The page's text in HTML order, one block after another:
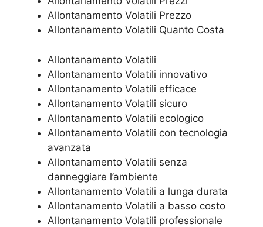
Allontanamento Volatili Prezzo
Allontanamento Volatili Quanto Costa
Allontanamento Volatili
Allontanamento Volatili innovativo
Allontanamento Volatili efficace
Allontanamento Volatili sicuro
Allontanamento Volatili ecologico
Allontanamento Volatili con tecnologia
avanzata
Allontanamento Volatili senza
danneggiare l’ambiente
Allontanamento Volatili a lunga durata
Allontanamento Volatili a basso costo
Allontanamento Volatili professionale